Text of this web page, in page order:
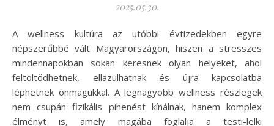
2025.05.30.
A wellness kultúra az utóbbi évtizedekben egyre
népszerűbbé vált Magyarországon, hiszen a stresszes
mindennapokban sokan keresnek olyan helyeket, ahol
feltöltődhetnek, ellazulhatnak és újra kapcsolatba
léphetnek önmagukkal. A legnagyobb wellness részlegek
nem csupán fizikális pihenést kínálnak, hanem komplex
élményt is, amely magába foglalja a testi-lelki